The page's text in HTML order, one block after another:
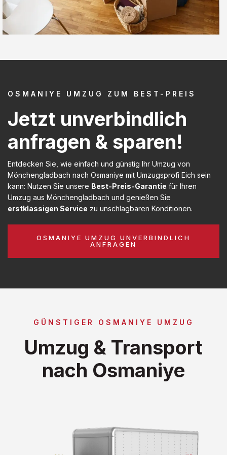
OSMANIYE UMZUG ZUM BEST-PREIS
Jetzt unverbindlich
anfragen & sparen!
Entdecken Sie, wie einfach und günstig Ihr Umzug von
Mönchengladbach nach Osmaniye mit Umzugsprofi Eich sein
kann: Nutzen Sie unsere Best-Preis-Garantie für Ihren
Umzug aus Mönchengladbach und genießen Sie
erstklassigen Service zu unschlagbaren Konditionen.
OSMANIYE UMZUG UNVERBINDLICH
ANFRAGEN
GÜNSTIGER OSMANIYE UMZUG
Umzug & Transport
nach Osmaniye